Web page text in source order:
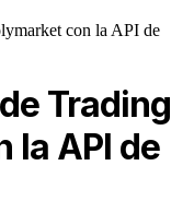
con la API de
Trading
la API de